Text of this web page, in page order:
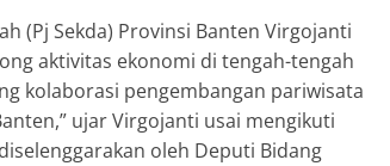
(Pj Sekda) Provinsi Banten Virgojanti
aktivitas ekonomi di tengah-tengah
kolaborasi pengembangan pariwisata
ujar Virgojanti usai mengikuti
oleh Deputi Bidang